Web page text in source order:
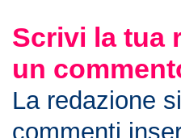
Scrivi la tua
un
La redazione
commenti